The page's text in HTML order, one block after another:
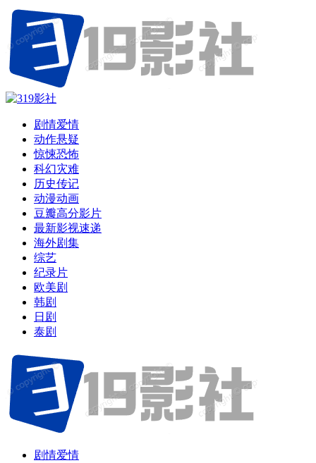
剧情爱情
动作悬疑
惊悚恐怖
科幻灾难
历史传记
动漫动画
豆瓣高分影片
最新影视速递
海外剧集
综艺
纪录片
欧美剧
韩剧
日剧
泰剧
剧情爱情